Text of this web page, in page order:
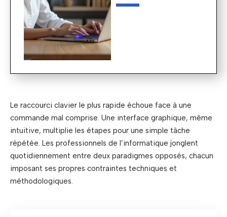
Le raccourci clavier le plus rapide échoue face à une
commande mal comprise. Une interface graphique, même
intuitive, multiplie les étapes pour une simple tâche
répétée. Les professionnels de l’informatique jonglent
quotidiennement entre deux paradigmes opposés, chacun
imposant ses propres contraintes techniques et
méthodologiques.